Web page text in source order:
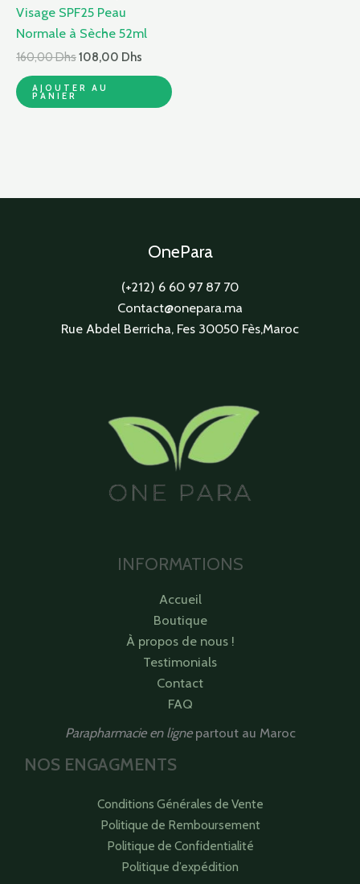
Visage SPF25 Peau
Normale à Sèche 52ml
160,00Dhs108,00 Dhs
AJOUTER AU
PANIER
OnePara
(+212) 6 60 97 87 70
Contact@onepara.ma
Rue Abdel Berricha, Fes 30050 Fès,Maroc
INFORMATIONS
Accueil
Boutique
À propos de nous !
Testimonials
Contact
FAQ
Parapharmacie en lignepartout au Maroc
NOS ENGAGMENTS
Conditions Générales de Vente
Politique de Remboursement
Politique de Confidentialité
Politique d’expédition